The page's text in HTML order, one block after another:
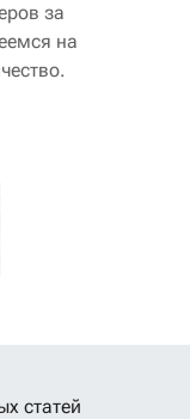
за
на
статей